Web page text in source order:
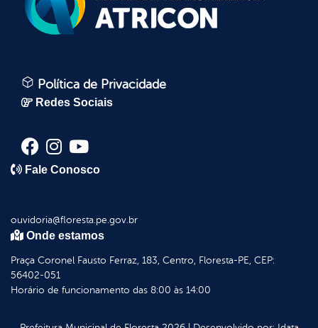
Política de Privacidade
Redes Sociais
Fale Conosco
ouvidoria@floresta.pe.gov.br
Onde estamos
Praça Coronel Fausto Ferraz, 183, Centro, Floresta-PE, CEP:
56402-051
Horário de funcionamento das 8:00 às 14:00